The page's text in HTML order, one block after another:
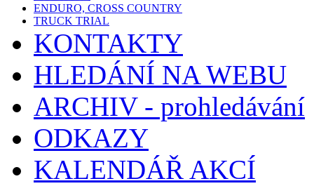
ENDURO, CROSS COUNTRY
TRUCK TRIAL
KONTAKTY
HLEDÁNÍ NA WEBU
ARCHIV - prohledávání
ODKAZY
KALENDÁŘ AKCÍ